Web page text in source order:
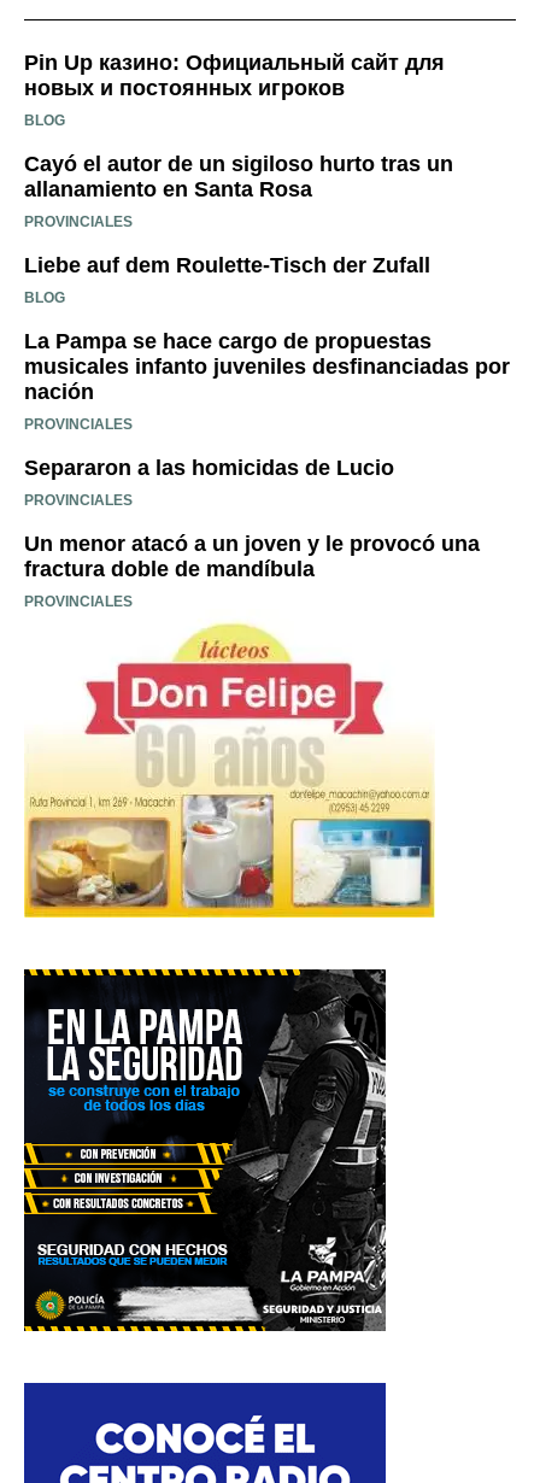
Pin Up казино: Официальный сайт для
новых и постоянных игроков
BLOG
Cayó el autor de un sigiloso hurto tras un
allanamiento en Santa Rosa
PROVINCIALES
Liebe auf dem Roulette-Tisch der Zufall
BLOG
La Pampa se hace cargo de propuestas
musicales infanto juveniles desfinanciadas por
nación
PROVINCIALES
Separaron a las homicidas de Lucio
PROVINCIALES
Un menor atacó a un joven y le provocó una
fractura doble de mandíbula
PROVINCIALES